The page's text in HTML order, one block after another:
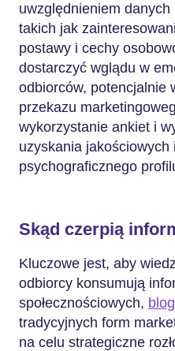
uwzględnieniem
takich jak
postawy i cechy
dostarczyć wglądu w
odbiorców, potencjalnie
przekazu
wykorzystanie ankiet i
uzyskania
psychograficznego
Skąd czerpią
Kluczowe jest, aby
odbiorcy konsumują
społecznościowych,
tradycyjnych form
na celu strategiczne